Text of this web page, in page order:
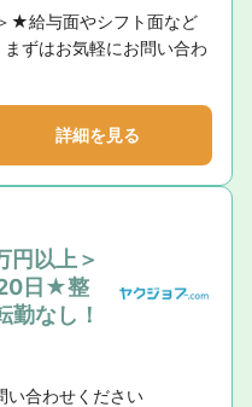
★給与面やシフト面など
ずはお気軽にお問い合わ
詳細を見る
円以上＞
日★整
なし！
合わせください